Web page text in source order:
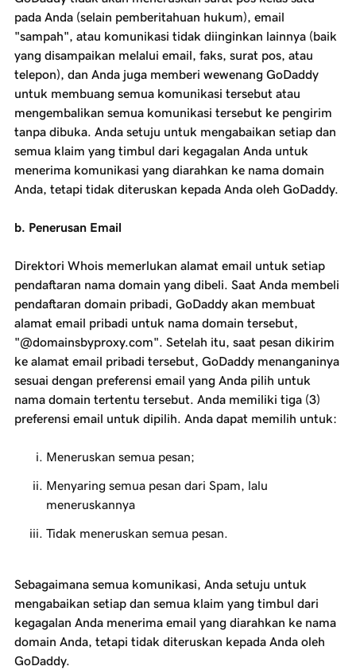
pada Anda (selain pemberitahuan hukum), email
"sampah", atau komunikasi tidak diinginkan lainnya (baik
yang disampaikan melalui email, faks, surat pos, atau
telepon), dan Anda juga memberi wewenang GoDaddy
untuk membuang semua komunikasi tersebut atau
mengembalikan semua komunikasi tersebut ke pengirim
tanpa dibuka. Anda setuju untuk mengabaikan setiap dan
semua klaim yang timbul dari kegagalan Anda untuk
menerima komunikasi yang diarahkan ke nama domain
Anda, tetapi tidak diteruskan kepada Anda oleh GoDaddy.
b. Penerusan Email
Direktori Whois memerlukan alamat email untuk setiap
pendaftaran nama domain yang dibeli. Saat Anda membeli
pendaftaran domain pribadi, GoDaddy akan membuat
alamat email pribadi untuk nama domain tersebut,
"@domainsbyproxy.com". Setelah itu, saat pesan dikirim
ke alamat email pribadi tersebut, GoDaddy menanganinya
sesuai dengan preferensi email yang Anda pilih untuk
nama domain tertentu tersebut. Anda memiliki tiga (3)
preferensi email untuk dipilih. Anda dapat memilih untuk:
Meneruskan semua pesan;
Menyaring semua pesan dari Spam, lalu
meneruskannya
Tidak meneruskan semua pesan.
Sebagaimana semua komunikasi, Anda setuju untuk
mengabaikan setiap dan semua klaim yang timbul dari
kegagalan Anda menerima email yang diarahkan ke nama
domain Anda, tetapi tidak diteruskan kepada Anda oleh
GoDaddy.